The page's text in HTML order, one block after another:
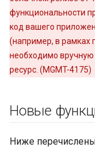
функциональности
код вашего
(например, в рамках
необходимо вручную
ресурс. (MGMT-4175)
Новые
Ниже